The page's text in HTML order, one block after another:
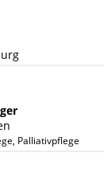
Palliativpflege